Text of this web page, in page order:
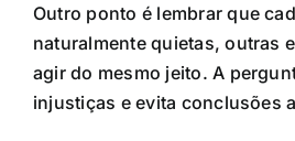
Outro ponto é lembrar que
naturalmente quietas, outras
agir do mesmo jeito. A
injustiças e evita conclusões